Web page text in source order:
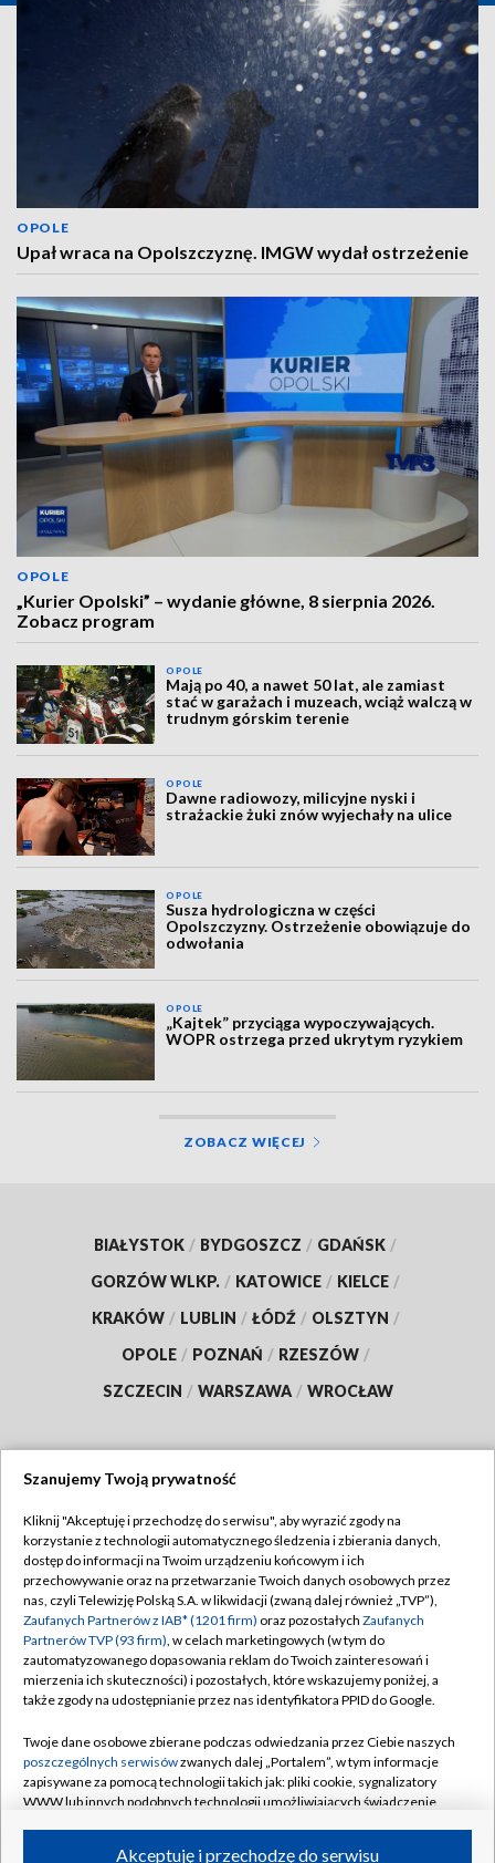
OPOLE
Upał wraca na Opolszczyznę. IMGW wydał ostrzeżenie
OPOLE
„Kurier Opolski” – wydanie główne, 8 sierpnia 2026.
Zobacz program
OPOLE
Mają po 40, a nawet 50 lat, ale zamiast
stać w garażach i muzeach, wciąż walczą w
trudnym górskim terenie
OPOLE
Dawne radiowozy, milicyjne nyski i
strażackie żuki znów wyjechały na ulice
OPOLE
Susza hydrologiczna w części
Opolszczyzny. Ostrzeżenie obowiązuje do
odwołania
OPOLE
„Kajtek” przyciąga wypoczywających.
WOPR ostrzega przed ukrytym ryzykiem
ZOBACZ WIĘCEJ
BIAŁYSTOK / BYDGOSZCZ / GDAŃSK /
GORZÓW WLKP. / KATOWICE / KIELCE /
KRAKÓW / LUBLIN / ŁÓDŹ / OLSZTYN /
OPOLE / POZNAŃ / RZESZÓW /
SZCZECIN / WARSZAWA / WROCŁAW
TVP
Abonament TVP
Emisja w TVP
Centrum informacji TVP
Naziemna Telewizja Cyfrowa
Rada Programowa
System NOS
Informacje o nadawcy
Regulamin TVP
Polityka prywatności
Moje zgody
Pomoc
Kontakt
Kanały
Szanujemy Twoją prywatność
Kliknij "Akceptuję i przechodzę do serwisu", aby wyrazić zgody na
korzystanie z technologii automatycznego śledzenia i zbierania danych,
dostęp do informacji na Twoim urządzeniu końcowym i ich
przechowywanie oraz na przetwarzanie Twoich danych osobowych przez
nas, czyli Telewizję Polską S.A. w likwidacji (zwaną dalej również „TVP”),
Zaufanych Partnerów z IAB* (1201 firm) oraz pozostałych Zaufanych
Partnerów TVP (93 firm), w celach marketingowych (w tym do
zautomatyzowanego dopasowania reklam do Twoich zainteresowań i
mierzenia ich skuteczności) i pozostałych, które wskazujemy poniżej, a
także zgody na udostępnianie przez nas identyfikatora PPID do Google.
Twoje dane osobowe zbierane podczas odwiedzania przez Ciebie naszych
poszczególnych serwisówzwanych dalej „Portalem”, w tym informacje
zapisywane za pomocą technologii takich jak: pliki cookie, sygnalizatory
WWW lub innych podobnych technologii umożliwiających świadczenie
Akceptuję i przechodzę do serwisu